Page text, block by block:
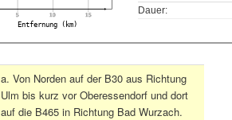
5 10 15
Entfernung (km)
Dauer:
a. Von Norden auf der B30 aus Richtung
Ulm bis kurz vor Oberessendorf und dort
auf die B465 in Richtung Bad Wurzach.